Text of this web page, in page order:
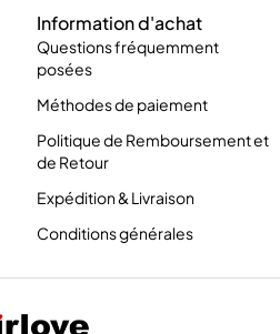
Information d'achat
Questions fréquemment
posées
Méthodes de paiement
Politique de Remboursement et
de Retour
Expédition & Livraison
Conditions générales